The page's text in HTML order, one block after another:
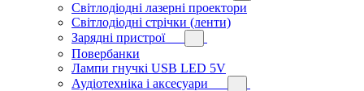
Світлодіодні лазерні проектори
Світлодіодні стрічки (ленти)
Зарядні пристрої
Повербанки
Лампи гнучкі USB LED 5V
Аудіотехніка і аксесуари